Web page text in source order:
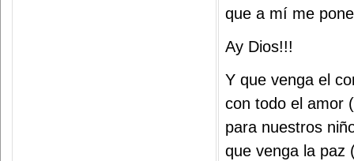
que a mí me
Ay Dios!!!
Y que venga el
con todo el amor
para nuestros
que venga la paz